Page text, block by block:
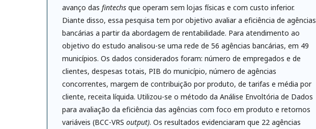
avanço das fintechs que operam sem lojas físicas e com custo inferior.
Diante disso, essa pesquisa tem por objetivo avaliar a eficiência de agências
bancárias a partir da abordagem de rentabilidade. Para atendimento ao
objetivo do estudo analisou-se uma rede de 56 agências bancárias, em 49
municípios. Os dados considerados foram: número de empregados e de
clientes, despesas totais, PIB do município, número de agências
concorrentes, margem de contribuição por produto, de tarifas e média por
cliente, receita líquida. Utilizou-se o método da Análise Envoltória de Dados
para avaliação da eficiência das agências com foco em produto e retornos
variáveis (BCC-VRS output). Os resultados evidenciaram que 22 agências